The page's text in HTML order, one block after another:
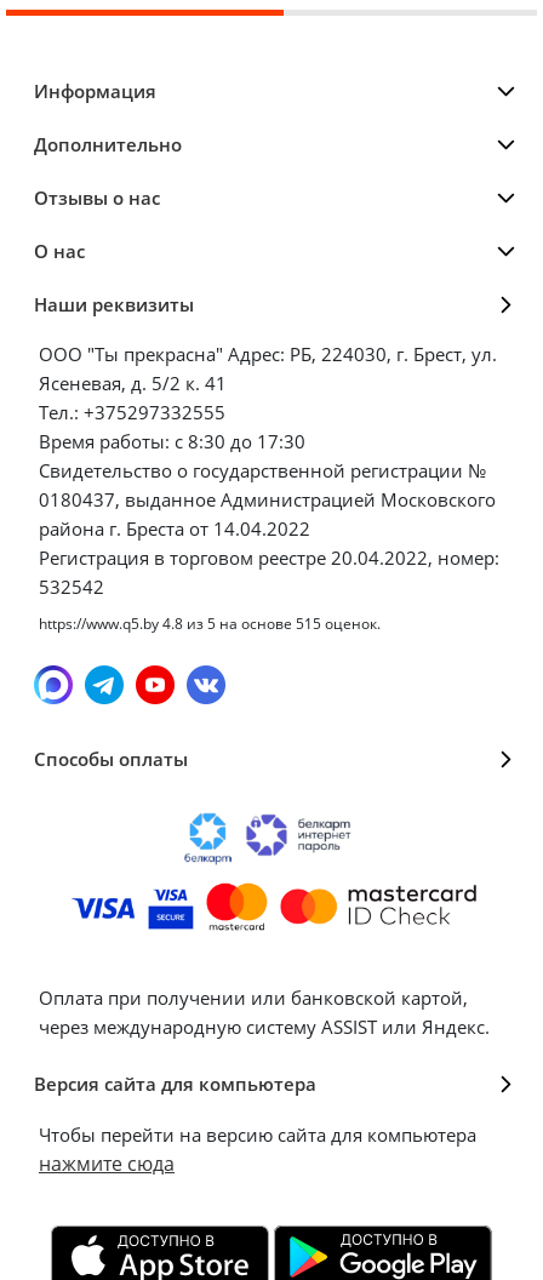
Информация
Дополнительно
Отзывы о нас
О нас
Наши реквизиты
ООО "Ты прекрасна" Адрес: РБ, 224030, г. Брест, ул.
Ясеневая, д. 5/2 к. 41
Тел.: +375297332555
Время работы: с 8:30 до 17:30
Свидетельство о государственной регистрации №
0180437, выданное Администрацией Московского
района г. Бреста от 14.04.2022
Регистрация в торговом реестре 20.04.2022, номер:
532542
https://www.q5.by4.8 из5 на основе 515оценок.
Способы оплаты
Оплата при получении или банковской картой,
через международную систему ASSIST или Яндекс.
Версия сайта для компьютера
Чтобы перейти на версию сайта для компьютера
нажмите сюда